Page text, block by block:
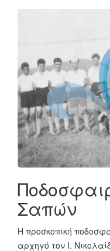
Σαπών
Η προσκοπική
αρχηγό τον Ι.